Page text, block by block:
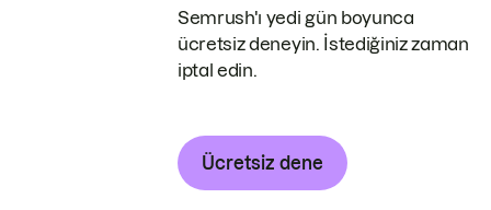
Semrush'ı yedi gün boyunca
ücretsiz deneyin. İstediğiniz zaman
iptal edin.
Ücretsiz dene